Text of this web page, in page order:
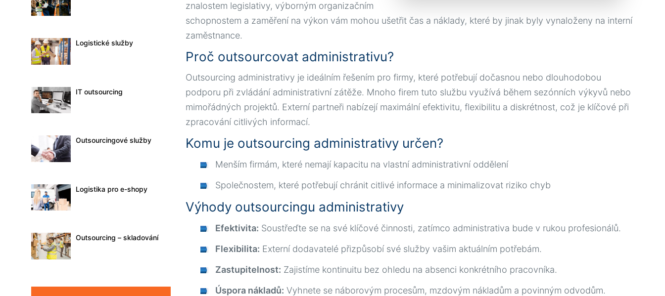
znalostem legislativy, výborným organizačním
schopnostem a zaměření na výkon vám mohou ušetřit čas a náklady, které by jinak byly vynaloženy na interní
zaměstnance.
Proč outsourcovat administrativu?
Outsourcing administrativy je ideálním řešením pro firmy, které potřebují dočasnou nebo dlouhodobou
podporu při zvládání administrativní zátěže. Mnoho firem tuto službu využívá během sezónních výkyvů nebo
mimořádných projektů. Externí partneři nabízejí maximální efektivitu, flexibilitu a diskrétnost, což je klíčové při
zpracování citlivých informací.
Komu je outsourcing administrativy určen?
Menším firmám, které nemají kapacitu na vlastní administrativní oddělení
Společnostem, které potřebují chránit citlivé informace a minimalizovat riziko chyb
Výhody outsourcingu administrativy
Efektivita: Soustřeďte se na své klíčové činnosti, zatímco administrativa bude v rukou profesionálů.
Flexibilita: Externí dodavatelé přizpůsobí své služby vašim aktuálním potřebám.
Zastupitelnost: Zajistíme kontinuitu bez ohledu na absenci konkrétního pracovníka.
Úspora nákladů: Vyhnete se náborovým procesům, mzdovým nákladům a povinným odvodům.
Logistické služby
IT outsourcing
Outsourcingové služby
Logistika pro e-shopy
Outsourcing – skladování